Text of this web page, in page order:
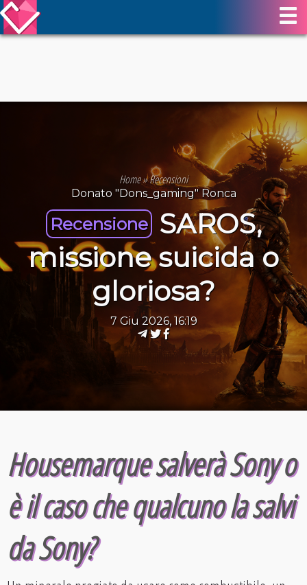
Home»Recensioni
Donato "Dons_gaming" Ronca
Recensione
SAROS,
missione suicida o
gloriosa?
7 Giu 2026, 16:19
Housemarque salverà Sony o
è il caso che qualcuno la salvi
da Sony?